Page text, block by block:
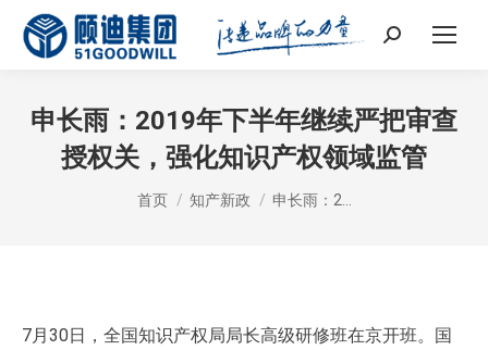
Search:
申长雨：2019年下半年继续严把审查
授权关，强化知识产权领域监管
您在这里：
首页 知产新政 申长雨：2…
7月30日，全国知识产权局局长高级研修班在京开班。国